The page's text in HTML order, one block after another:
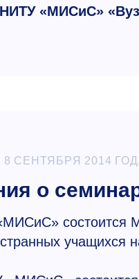
НИТУ «МИСиС»
8 СЕНТЯБРЯ 2014
о
состоится
учащихся